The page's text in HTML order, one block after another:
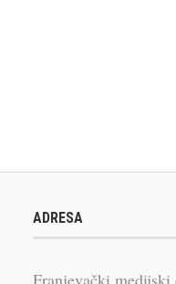
ADRESA
Franjevački medijski